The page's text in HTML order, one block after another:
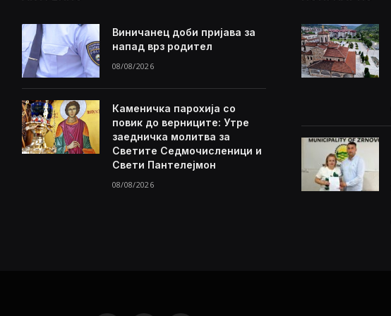
Виничанец доби пријава за
напад врз родител
08/08/2026
Каменичка парохија со
повик до верниците: Утре
заедничка молитва за
Светите Седмочисленици и
Свети Пантелејмон
08/08/2026